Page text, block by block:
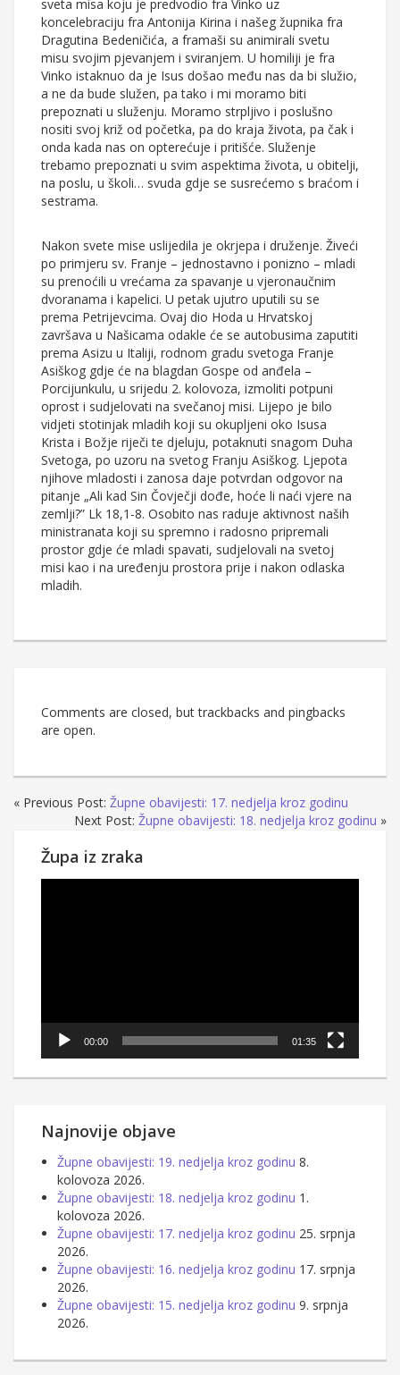
sveta misa koju je predvodio fra Vinko uz
koncelebraciju fra Antonija Kirina i našeg župnika fra
Dragutina Bedeničića, a framaši su animirali svetu
misu svojim pjevanjem i sviranjem. U homiliji je fra
Vinko istaknuo da je Isus došao među nas da bi služio,
a ne da bude služen, pa tako i mi moramo biti
prepoznati u služenju. Moramo strpljivo i poslušno
nositi svoj križ od početka, pa do kraja života, pa čak i
onda kada nas on opterećuje i pritišće. Služenje
trebamo prepoznati u svim aspektima života, u obitelji,
na poslu, u školi… svuda gdje se susrećemo s braćom i
sestrama.
Nakon svete mise uslijedila je okrjepa i druženje. Živeći
po primjeru sv. Franje – jednostavno i ponizno – mladi
su prenoćili u vrećama za spavanje u vjeronaučnim
dvoranama i kapelici. U petak ujutro uputili su se
prema Petrijevcima. Ovaj dio Hoda u Hrvatskoj
završava u Našicama odakle će se autobusima zaputiti
prema Asizu u Italiji, rodnom gradu svetoga Franje
Asiškog gdje će na blagdan Gospe od anđela –
Porcijunkulu, u srijedu 2. kolovoza, izmoliti potpuni
oprost i sudjelovati na svečanoj misi. Lijepo je bilo
vidjeti stotinjak mladih koji su okupljeni oko Isusa
Krista i Božje riječi te djeluju, potaknuti snagom Duha
Svetoga, po uzoru na svetog Franju Asiškog. Ljepota
njihove mladosti i zanosa daje potvrdan odgovor na
pitanje „Ali kad Sin Čovječji dođe, hoće li naći vjere na
zemlji?” Lk 18,1-8. Osobito nas raduje aktivnost naših
ministranata koji su spremno i radosno pripremali
prostor gdje će mladi spavati, sudjelovali na svetoj
misi kao i na uređenju prostora prije i nakon odlaska
mladih.
Comments are closed, but trackbacks and pingbacks
are open.
« Previous Post: Župne obavijesti: 17. nedjelja kroz godinu
Next Post: Župne obavijesti: 18. nedjelja kroz godinu »
Župa iz zraka
00:00 01:35
Najnovije objave
Župne obavijesti: 19. nedjelja kroz godinu 8.
kolovoza 2026.
Župne obavijesti: 18. nedjelja kroz godinu 1.
kolovoza 2026.
Župne obavijesti: 17. nedjelja kroz godinu 25. srpnja
2026.
Župne obavijesti: 16. nedjelja kroz godinu 17. srpnja
2026.
Župne obavijesti: 15. nedjelja kroz godinu 9. srpnja
2026.